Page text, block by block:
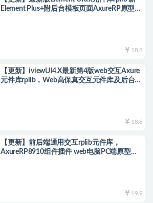
Element Plus+附后台模板页面AxureRP原型模
18.8
【更新】iviewUI4.X最新第4版web交互Axure
元件库rplib，Web高保真交互元件库及后台框
18.8
【更新】前后端通用交互rplib元件库，
AxureRP8910组件插件 web电脑PC端原型高
19.9